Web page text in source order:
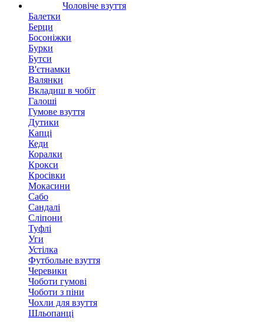
Чоловіче взуття
Балетки
Берци
Босоніжки
Бурки
Бутси
В'єтнамки
Валянки
Вкладиш в чобіт
Галоші
Гумове взуття
Дутики
Капці
Кеди
Коралки
Крокси
Кросівки
Мокасини
Сабо
Сандалі
Сліпони
Туфлі
Уги
Устілка
Футбольне взуття
Черевики
Чоботи гумові
Чоботи з піни
Чохли для взуття
Шльопанці